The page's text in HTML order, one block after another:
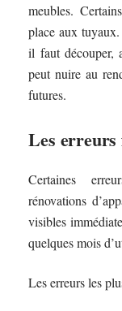
meubles.
place aux
il faut découper,
peut nuire au
futures.
Les erreurs
Certaines
rénovations
visibles
quelques mois
Les erreurs les